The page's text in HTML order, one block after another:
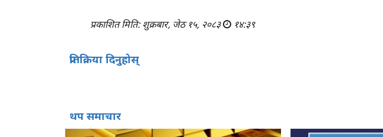
प्रकाशित मिति: शुक्रबार, जेठ १५, २०८३ १४:३९
प्रतिक्रिया दिनुहोस्
थप समाचार